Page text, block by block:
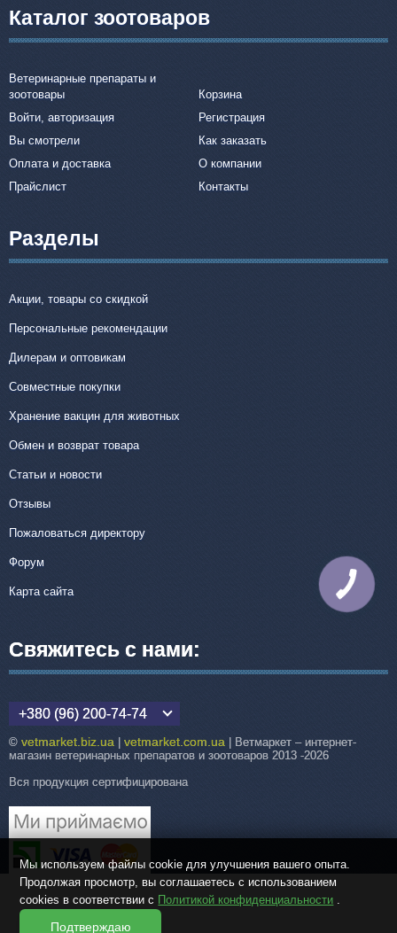
Каталог зоотоваров
Ветеринарные препараты и
зоотовары
Корзина
Войти, авторизация
Регистрация
Вы смотрели
Как заказать
Оплата и доставка
О компании
Прайслист
Контакты
Разделы
Акции, товары со скидкой
Персональные рекомендации
Дилерам и оптовикам
Совместные покупки
Хранение вакцин для животных
Обмен и возврат товара
Статьи и новости
Отзывы
Пожаловаться директору
Форум
Карта сайта
Свяжитесь с нами:
+380 (96) 200-74-74
© vetmarket.biz.ua vetmarket.com.ua | Ветмаркет – интернет-
магазин ветеринарных препаратов и зоотоваров 2013 -2026
Вся продукция сертифицирована
Мы используем файлы cookie для улучшения вашего опыта.
Продолжая просмотр, вы соглашаетесь с использованием
cookies в соответствии с Политикой конфиденциальности .
Подтверждаю
КНОПКА
СВЯЗИ